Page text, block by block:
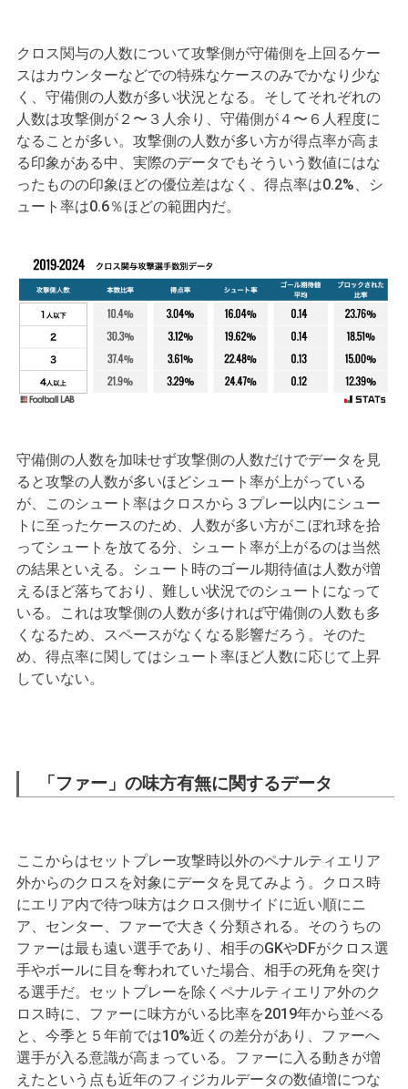
クロス関与の人数について攻撃側が守備側を上回るケー
スはカウンターなどでの特殊なケースのみでかなり少な
く、守備側の人数が多い状況となる。そしてそれぞれの
人数は攻撃側が２〜３人余り、守備側が４〜６人程度に
なることが多い。攻撃側の人数が多い方が得点率が高ま
る印象がある中、実際のデータでもそういう数値にはな
ったものの印象ほどの優位差はなく、得点率は0.2%、シ
ュート率は0.6％ほどの範囲内だ。
守備側の人数を加味せず攻撃側の人数だけでデータを見
ると攻撃の人数が多いほどシュート率が上がっている
が、このシュート率はクロスから３プレー以内にシュー
トに至ったケースのため、人数が多い方がこぼれ球を拾
ってシュートを放てる分、シュート率が上がるのは当然
の結果といえる。シュート時のゴール期待値は人数が増
えるほど落ちており、難しい状況でのシュートになって
いる。これは攻撃側の人数が多ければ守備側の人数も多
くなるため、スペースがなくなる影響だろう。そのた
め、得点率に関してはシュート率ほど人数に応じて上昇
していない。
「ファー」の味方有無に関するデータ
ここからはセットプレー攻撃時以外のペナルティエリア
外からのクロスを対象にデータを見てみよう。クロス時
にエリア内で待つ味方はクロス側サイドに近い順にニ
ア、センター、ファーで大きく分類される。そのうちの
ファーは最も遠い選手であり、相手のGKやDFがクロス選
手やボールに目を奪われていた場合、相手の死角を突け
る選手だ。セットプレーを除くペナルティエリア外のク
ロス時に、ファーに味方がいる比率を2019年から並べる
と、今季と５年前では10%近くの差分があり、ファーへ
選手が入る意識が高まっている。ファーに入る動きが増
えたという点も近年のフィジカルデータの数値増につな